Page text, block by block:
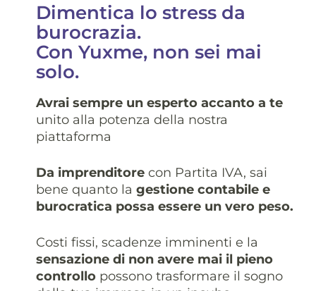
Dimentica lo stress da
burocrazia.
Con Yuxme, non sei mai
solo.
Avrai sempre un esperto accanto a te
unito alla potenza della nostra
piattaforma
Da imprenditorecon Partita IVA, sai
bene quanto la gestione contabile e
burocratica possa essere un vero peso.
Costi fissi, scadenze imminenti e la
sensazione di non avere mai il pieno
controllopossono trasformare il sogno